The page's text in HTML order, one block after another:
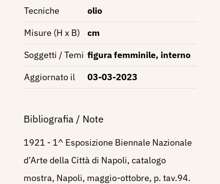
Tecniche
olio
Misure (H x B)
cm
Soggetti / Temi figura femminile, interno
Aggiornato il
03-03-2023
Bibliografia / Note
1921 - 1^ Esposizione Biennale Nazionale
d’Arte della Città di Napoli, catalogo
mostra, Napoli, maggio-ottobre, p. tav.94.